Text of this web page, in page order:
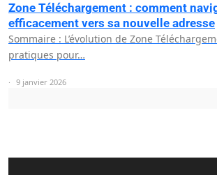
Zone Téléchargement : comment
efficacement vers sa nouvelle adresse
Sommaire : L’évolution de Zone
pratiques pour…
9 janvier 2026